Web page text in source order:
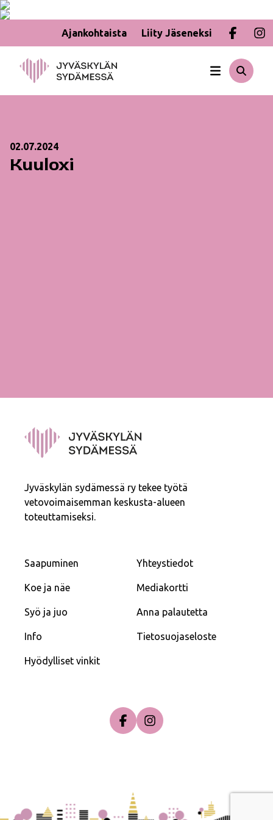
Ajankohtaista
Liity Jäseneksi
sisältöön
02.07.2024
Kuuloxi
Jyväskylän sydämessä ry tekee työtä
vetovoimaisemman keskusta-alueen
toteuttamiseksi.
Saapuminen
Koe ja näe
Syö ja juo
Info
Hyödylliset vinkit
Yhteystiedot
Mediakortti
Anna palautetta
Tietosuojaseloste